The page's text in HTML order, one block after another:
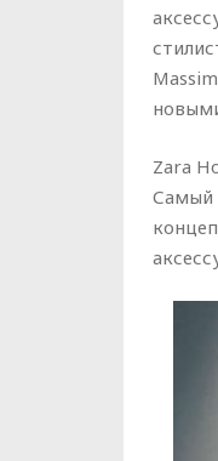
Zara
Самый